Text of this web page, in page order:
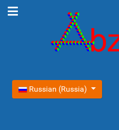
Выберите язык
Russian (Russia)